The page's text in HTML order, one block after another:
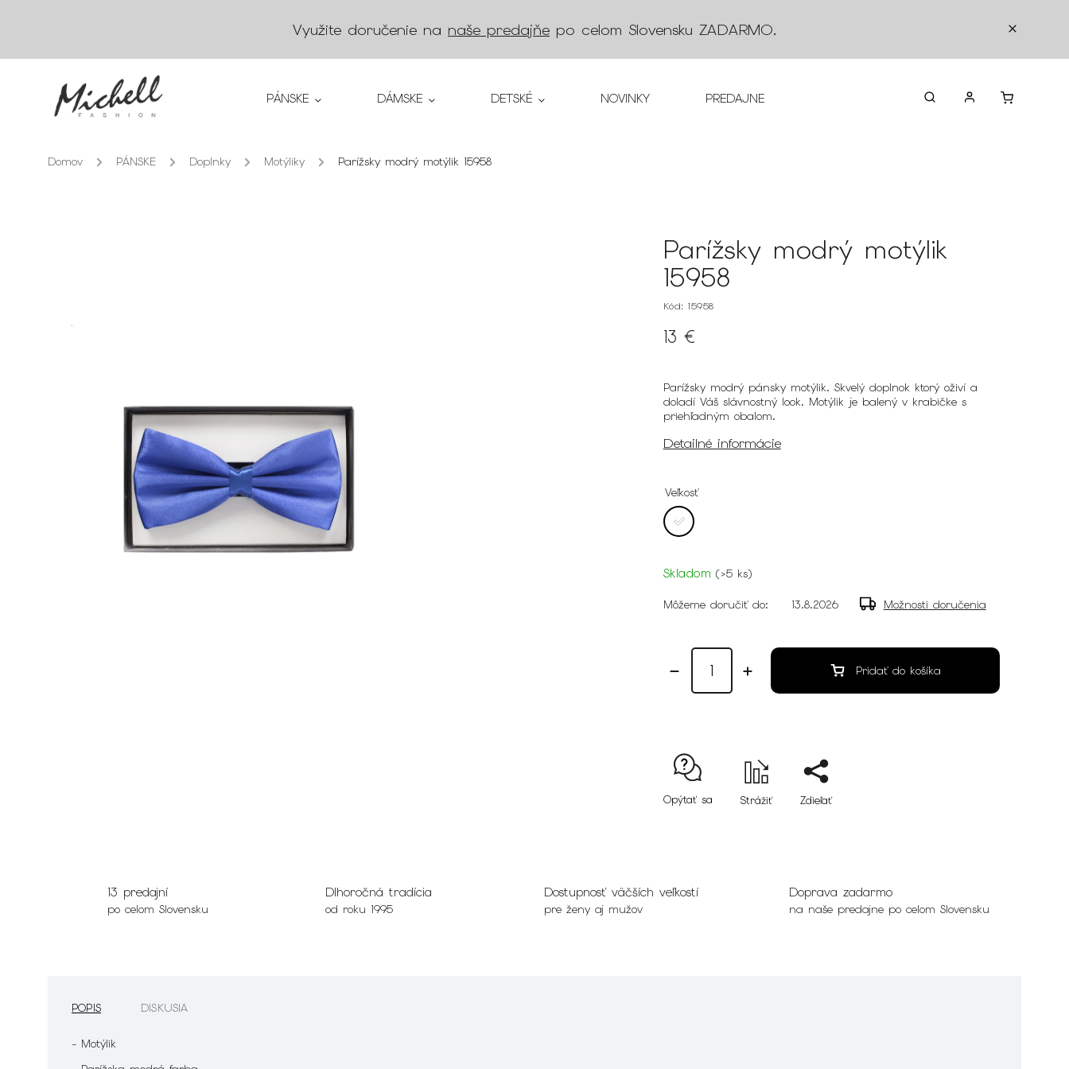
Využite doručenie na naše predajňe po celom Slovensku ZADARMO.
PÁNSKE DÁMSKE DETSKÉ NOVINKY PREDAJNE KONTAKTY
Domov / PÁNSKE / Doplnky / Motýliky / Parížsky modrý motýlik 15958
Parížsky modrý motýlik
15958
Kód: 15958
13 €
Parížsky modrý pánsky motýlik. Skvelý doplnok ktorý oživí a
doladí Váš slávnostný look. Motýlik je balený v krabičke s
priehľadným obalom.
Detailné informácie
Veľkosť
Skladom (>5 ks)
Môžeme doručiť do: 13.8.2026 Možnosti doručenia
Pridať do košíka
Opýtať sa Strážiť Zdieľať
13 predajní
po celom Slovensku
Dlhoročná tradícia
od roku 1995
Dostupnosť väčších veľkostí
pre ženy aj mužov
Doprava zadarmo
na naše predajne po celom Slovensku
POPIS DISKUSIA
- Motýlik